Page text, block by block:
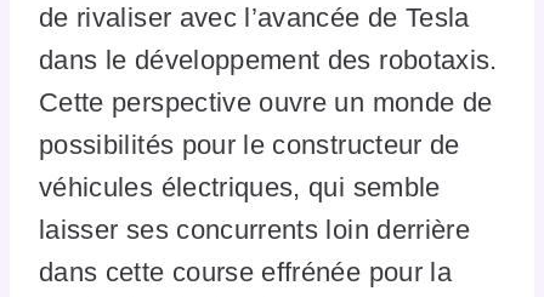
de rivaliser avec l’avancée de Tesla
dans le développement des robotaxis.
Cette perspective ouvre un monde de
possibilités pour le constructeur de
véhicules électriques, qui semble
laisser ses concurrents loin derrière
dans cette course effrénée pour la